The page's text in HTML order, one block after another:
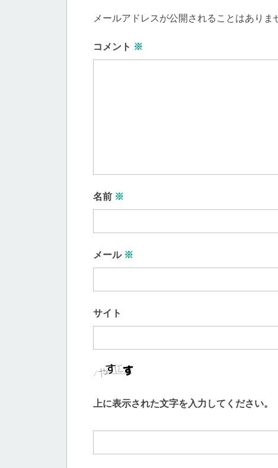
メールアドレスが公開されることはありま
コメント ※
名前 ※
メール ※
サイト
上に表示された文字を入力してください。